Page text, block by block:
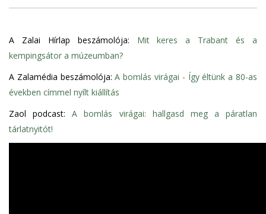
A Zalai Hírlap beszámolója: Mit keres a Trabant és a
kempingsátor a múzeumban?
A Zalamédia beszámolója:A bomlás virágai - Így éltünk a 80-as
években címmel nyílt kiállítás
Zaol podcast:A bomlás virágai: hallgasd meg a páratlan
tárlatnyitót!